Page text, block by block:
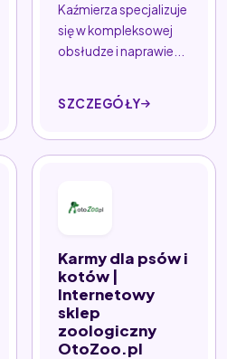
Kaźmierza specjalizuje
się w kompleksowej
obsłudze i naprawie...
SZCZEGÓŁY
Karmy dla psów i
kotów |
Internetowy
sklep
zoologiczny
OtoZoo.pl